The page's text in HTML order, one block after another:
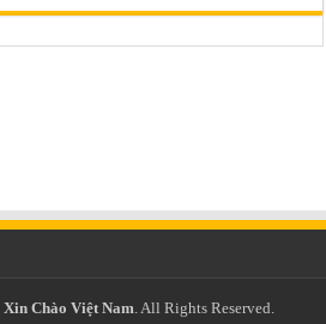
Xin Chào Việt Nam. All Rights Reserved.